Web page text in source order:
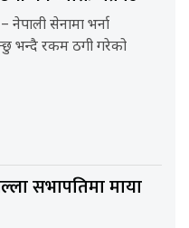
नेपाली सेनामा भर्ना
भन्दै रकम ठगी गरेको
सभापतिमा माया